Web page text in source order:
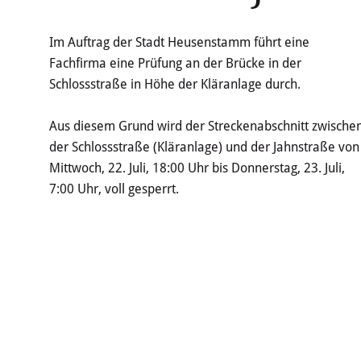
Im Auftrag der Stadt Heusenstamm führt eine
Fachfirma eine Prüfung an der Brücke in der
Schlossstraße in Höhe der Kläranlage durch.
Aus diesem Grund wird der Streckenabschnitt
der Schlossstraße (Kläranlage) und der Jahnstraße von
Mittwoch, 22. Juli, 18:00 Uhr bis Donnerstag, 23. Juli,
7:00 Uhr, voll gesperrt.